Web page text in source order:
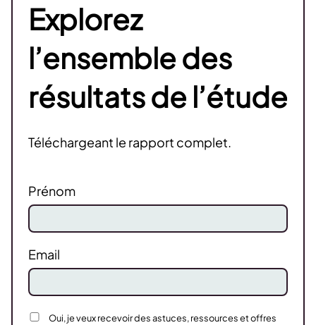
Explorez
l’ensemble des
résultats de l’étude
Téléchargeant le rapport complet.
Prénom
Email
Oui, je veux recevoir des astuces, ressources et offres